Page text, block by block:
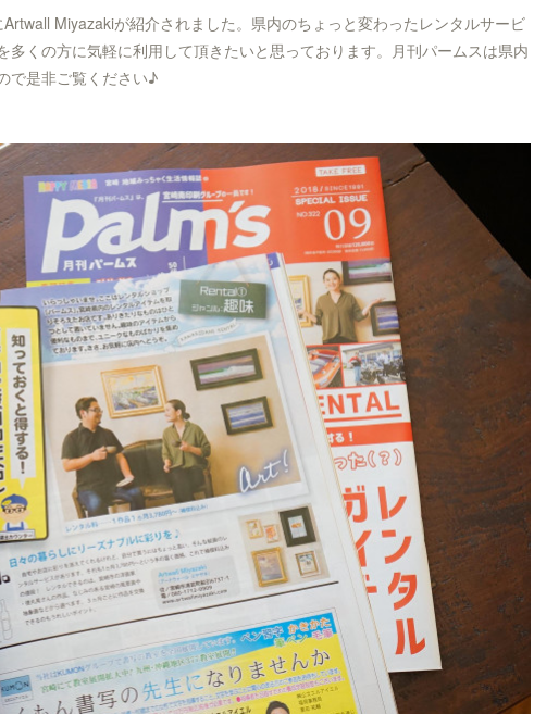
Miyazakiが紹介されました。県内のちょっと変わったレンタルサービ
くの方に気軽に利用して頂きたいと思っております。月刊パームスは県内
で是非ご覧ください♪